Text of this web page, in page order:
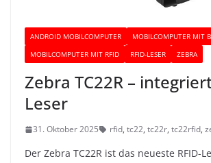
ANDROID MOBILCOMPUTER
MOBILCOMPUTER MIT
MOBILCOMPUTER MIT RFID
RFID-LESER ZEBRA
Zebra TC22R –
Leser
31. Oktober 2025 rfid, tc22, tc22r, tc22rfid,
Der Zebra TC22R ist das neueste RFID-